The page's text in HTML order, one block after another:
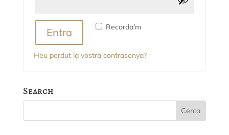
Recorda'm
Entra
Heu perdut la vostra contrasenya?
Search